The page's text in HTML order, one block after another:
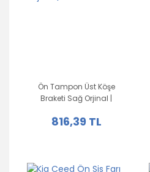
Ön Tampon Üst Köşe
Braketi Sağ Orjinal |
816,39 TL